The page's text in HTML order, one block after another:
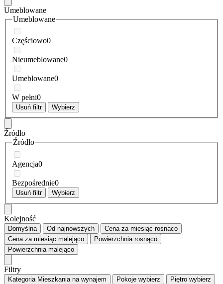
Umeblowane
Umeblowane
Częściowo0
Nieumeblowane0
Umeblowane0
W pełni0
Usuń filtr Wybierz
Źródło
Źródło
Agencja0
Bezpośrednie0
Usuń filtr Wybierz
Kolejność
Domyślna Od najnowszych Cena za miesiąc rosnąco
Cena za miesiąc malejąco Powierzchnia rosnąco
Powierzchnia malejąco
Filtry
Kategoria Mieszkania na wynajem Pokoje wybierz Piętro wybierz